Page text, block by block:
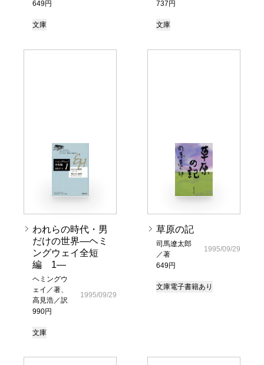
649円
文庫
737円
文庫
われらの時代・男
だけの世界―ヘミ
ングウェイ全短
編 1―
ヘミングウ
ェイ／著、
高見浩／訳
990円
1995/09/29
文庫
草原の記
司馬遼太郎
／著
649円
1995/09/29
文庫電子書籍あり